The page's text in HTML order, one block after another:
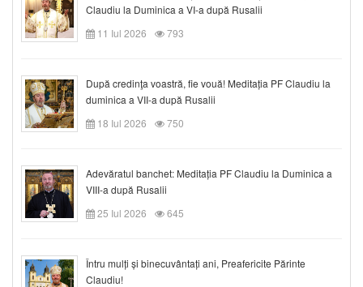
Claudiu la Duminica a VI-a după Rusalii
11 Iul 2026
793
După credinţa voastră, fie vouă! Meditația PF Claudiu la
duminica a VII-a după Rusalii
18 Iul 2026
750
Adevăratul banchet: Meditația PF Claudiu la Duminica a
VIII-a după Rusalii
25 Iul 2026
645
Întru mulți și binecuvântați ani, Preafericite Părinte
Claudiu!